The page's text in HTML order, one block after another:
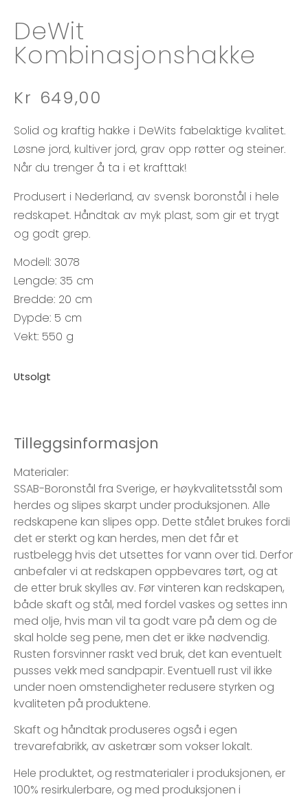
DeWit
Kombinasjonshakke
Kr 649,00
Solid og kraftig hakke i DeWits fabelaktige kvalitet.
Løsne jord, kultiver jord, grav opp røtter og steiner.
Når du trenger å ta i et krafttak!
Produsert i Nederland, av svensk boronstål i hele
redskapet. Håndtak av myk plast, som gir et trygt
og godt grep.
Modell: 3078
Lengde: 35 cm
Bredde: 20 cm
Dypde: 5 cm
Vekt: 550 g
Utsolgt
Tilleggsinformasjon
Materialer:
SSAB-Boronstål fra Sverige, er høykvalitetsstål som
herdes og slipes skarpt under produksjonen. Alle
redskapene kan slipes opp. Dette stålet brukes fordi
det er sterkt og kan herdes, men det får et
rustbelegg hvis det utsettes for vann over tid. Derfor
anbefaler vi at redskapen oppbevares tørt, og at
de etter bruk skylles av. Før vinteren kan redskapen,
både skaft og stål, med fordel vaskes og settes inn
med olje, hvis man vil ta godt vare på dem og de
skal holde seg pene, men det er ikke nødvendig.
Rusten forsvinner raskt ved bruk, det kan eventuelt
pusses vekk med sandpapir. Eventuell rust vil ikke
under noen omstendigheter redusere styrken og
kvaliteten på produktene.
Skaft og håndtak produseres også i egen
trevarefabrikk, av asketrær som vokser lokalt.
Hele produktet, og restmaterialer i produksjonen, er
100% resirkulerbare, og med produksjonen i